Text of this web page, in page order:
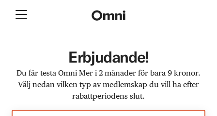
Erbjudande!
Du får testa Omni Mer i 2 månader för bara 9 kronor.
Välj nedan vilken typ av medlemskap du vill ha efter
rabattperiodens slut.